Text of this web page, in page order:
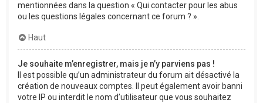
mentionnées dans la question « Qui contacter pour les abus
ou les questions légales concernant ce forum ? ».
Haut
Je souhaite m’enregistrer, mais je n’y parviens pas !
Il est possible qu’un administrateur du forum ait désactivé la
création de nouveaux comptes. Il peut également avoir banni
votre IP ou interdit le nom d’utilisateur que vous souhaitez